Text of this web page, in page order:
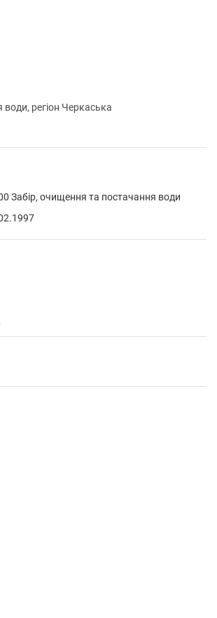
регіон Черкаська
Забір, очищення та постачання води